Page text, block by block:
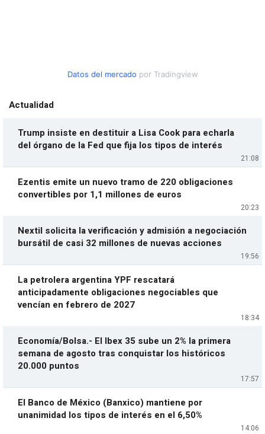
Datos del mercado por Tradingview
Actualidad
21:08
Trump insiste en destituir a Lisa Cook para echarla
del órgano de la Fed que fija los tipos de interés
20:23
Ezentis emite un nuevo tramo de 220 obligaciones
convertibles por 1,1 millones de euros
19:56
Nextil solicita la verificación y admisión a negociación
bursátil de casi 32 millones de nuevas acciones
18:34
La petrolera argentina YPF rescatará
anticipadamente obligaciones negociables que
vencían en febrero de 2027
17:57
Economía/Bolsa.- El Ibex 35 sube un 2% la primera
semana de agosto tras conquistar los históricos
20.000 puntos
14:06
El Banco de México (Banxico) mantiene por
unanimidad los tipos de interés en el 6,50%